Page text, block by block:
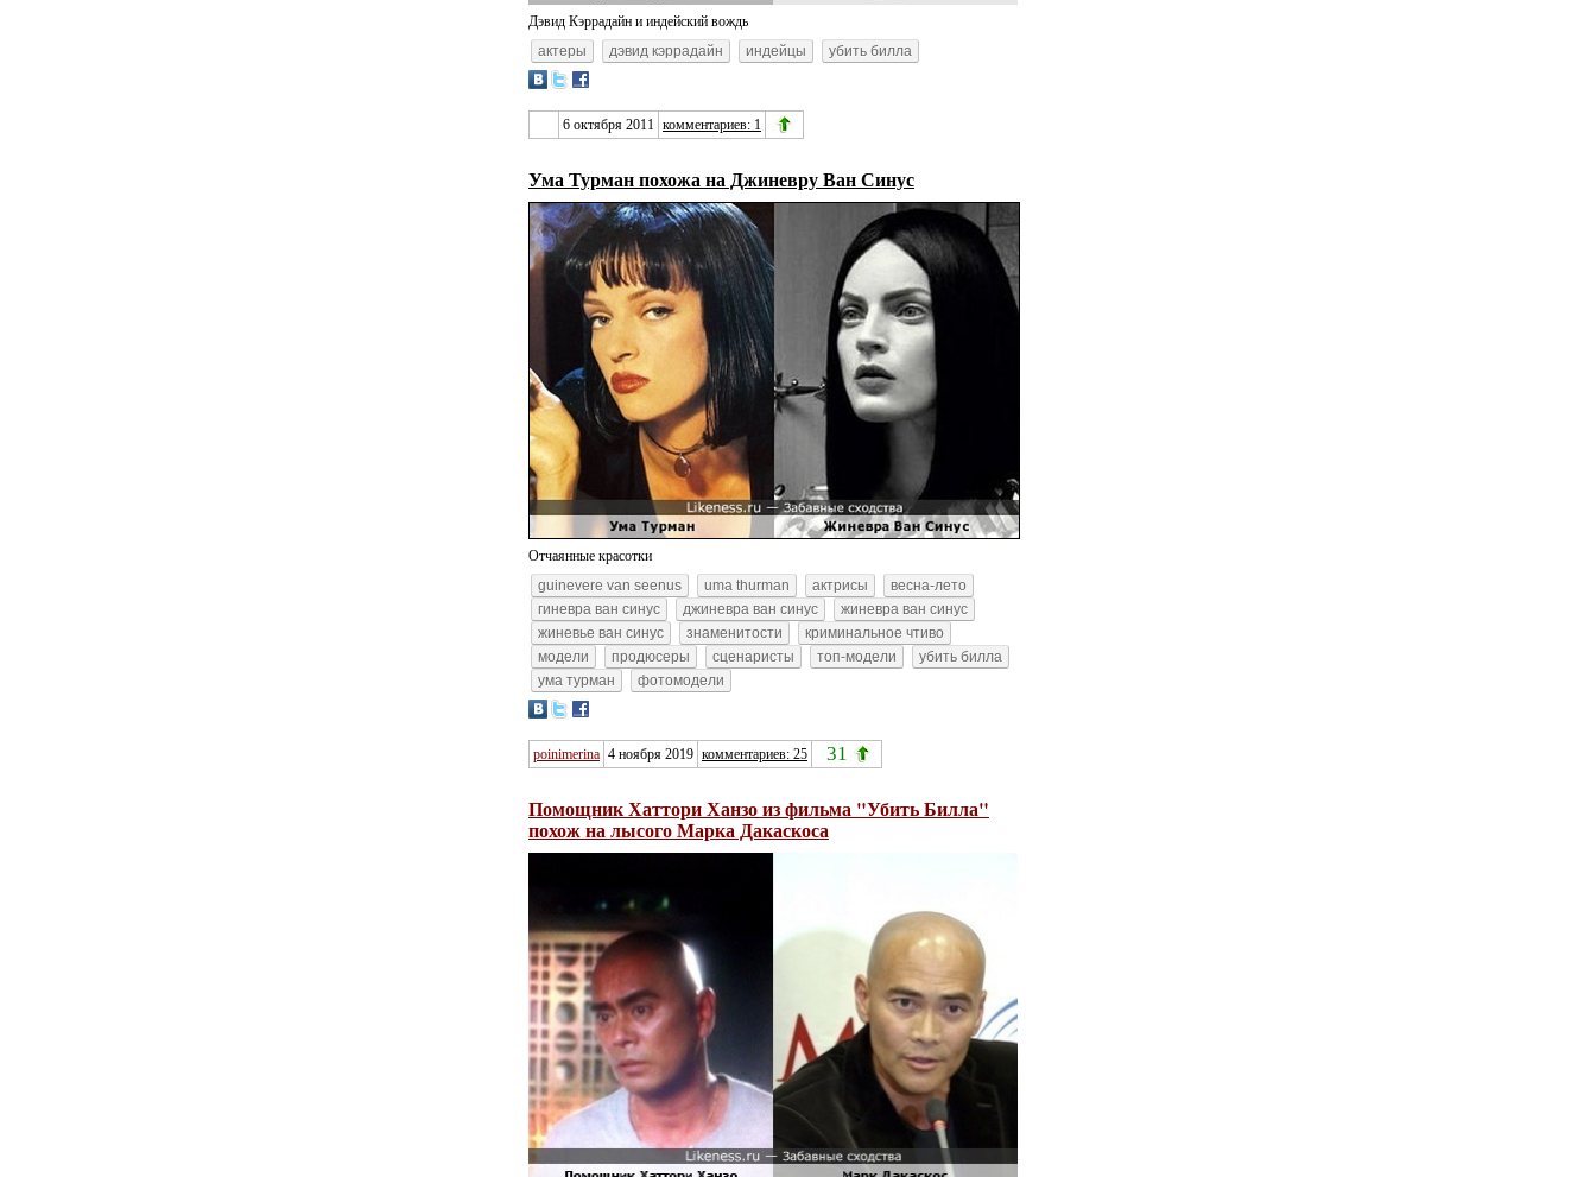
Дэвид Кэррадайн и индейский вождь
актеры
дэвид кэррадайн индейцы убить билла
6 октября 2011 комментариев: 1
Ума Турман похожа на Джиневру Ван Синус
Отчаянные красотки
guinevere van seenus
uma thurman актрисы
весна-лето
гиневра ван синус
джиневра ван синус
жиневра ван синус
жиневье ван синус
знаменитости
криминальное чтиво
модели
продюсеры сценаристы топ-модели
убить билла
ума турман
фотомодели
poinimerina 4 ноября 2019 комментариев: 25 31
Помощник Хаттори Ханзо из фильма "Убить Билла"
похож на лысого Марка Дакаскоса